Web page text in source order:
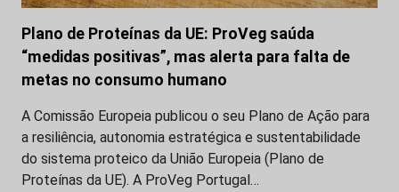
Plano de Proteínas da UE: ProVeg saúda
“medidas positivas”, mas alerta para falta de
metas no consumo humano
A Comissão Europeia publicou o seu Plano de Ação para
a resiliência, autonomia estratégica e sustentabilidade
do sistema proteico da União Europeia (Plano de
Proteínas da UE). A ProVeg Portugal…